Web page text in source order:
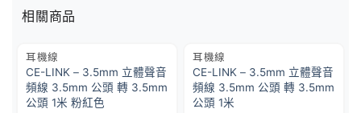
相關商品
耳機線
CE-LINK – 3.5mm 立體聲音
頻線 3.5mm 公頭 轉 3.5mm
公頭 1米 粉紅色
耳機線
CE-LINK – 3.5mm 立體聲音
頻線 3.5mm 公頭 轉 3.5mm
公頭 1米